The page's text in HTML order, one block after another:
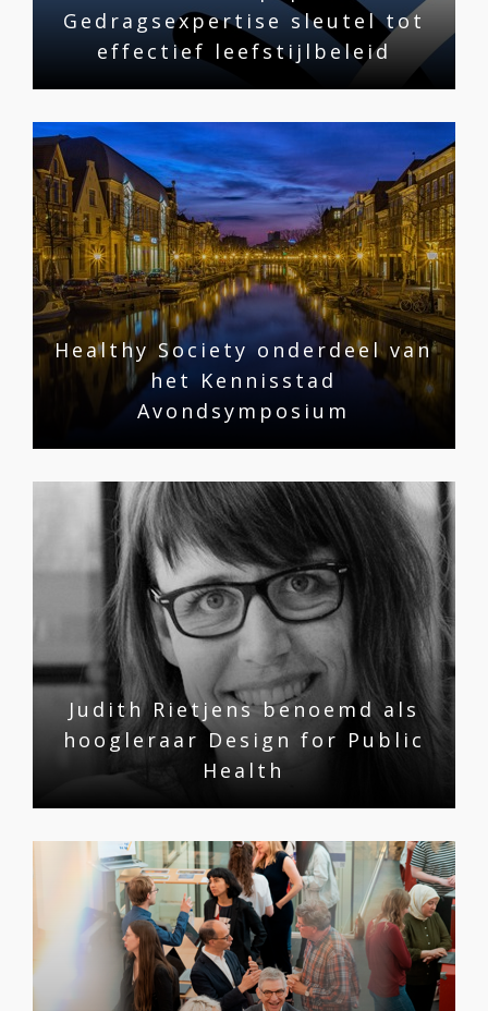
Gedragsexpertise sleutel tot
effectief leefstijlbeleid
Healthy Society onderdeel van
het Kennisstad
Avondsymposium
Judith Rietjens benoemd als
hoogleraar Design for Public
Health